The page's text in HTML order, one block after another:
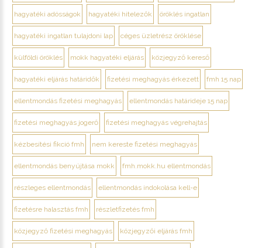
hagyatéki adósságok hagyatéki hitelezők öröklés ingatlan
hagyatéki ingatlan tulajdoni lap céges üzletrész öröklése
külföldi öröklés mokk hagyatéki eljárás közjegyző kereső
hagyatéki eljárás határidők fizetési meghagyás érkezett fmh 15 nap
ellentmondás fizetési meghagyás ellentmondás határideje 15 nap
fizetési meghagyás jogerő fizetési meghagyás végrehajtás
kézbesítési fikció fmh nem kereste fizetési meghagyás
ellentmondás benyújtása mokk fmh.mokk.hu ellentmondás
részleges ellentmondás ellentmondás indokolása kell-e
fizetésre halasztás fmh részletfizetés fmh
közjegyző fizetési meghagyás közjegyzői eljárás fmh